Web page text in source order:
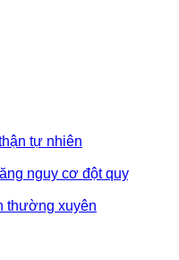
tự nhiên
nguy cơ đột quỵ
thường xuyên